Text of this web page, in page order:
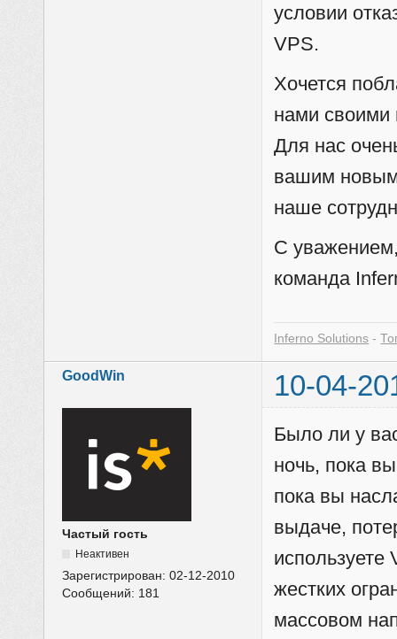
условии
VPS.
Хочется
нами
Для нас
вашим новым
наше
С
команда
Inferno Solutions -
GoodWin 10-04-
Частый гость
Неактивен
Зарегистрирован:02-12-2010
Сообщений: 181
Было ли у
ночь, пока
пока вы
выдаче,
используете
жестких
массовом